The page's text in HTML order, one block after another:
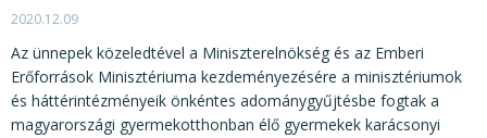
2020.12.09
Az ünnepek közeledtével a Miniszterelnökség és az Emberi
Erőforrások Minisztériuma kezdeményezésére a minisztériumok
és háttérintézményeik önkéntes adománygyűjtésbe fogtak a
magyarországi gyermekotthonban élő gyermekek karácsonyi